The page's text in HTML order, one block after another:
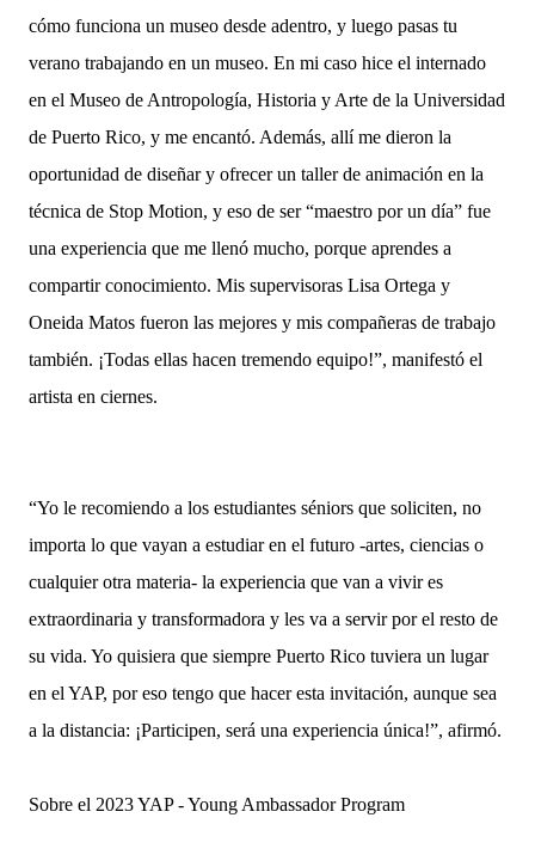
cómo funciona un museo desde adentro, y luego pasas tu
verano trabajando en un museo. En mi caso hice el internado
en el Museo de Antropología, Historia y Arte de la Universidad
de Puerto Rico, y me encantó. Además, allí me dieron la
oportunidad de diseñar y ofrecer un taller de animación en la
técnica de Stop Motion, y eso de ser “maestro por un día” fue
una experiencia que me llenó mucho, porque aprendes a
compartir conocimiento. Mis supervisoras Lisa Ortega y
Oneida Matos fueron las mejores y mis compañeras de trabajo
también. ¡Todas ellas hacen tremendo equipo!”, manifestó el
artista en ciernes.
“Yo le recomiendo a los estudiantes séniors que soliciten, no
importa lo que vayan a estudiar en el futuro -artes, ciencias o
cualquier otra materia- la experiencia que van a vivir es
extraordinaria y transformadora y les va a servir por el resto de
su vida. Yo quisiera que siempre Puerto Rico tuviera un lugar
en el YAP, por eso tengo que hacer esta invitación, aunque sea
a la distancia: ¡Participen, será una experiencia única!”, afirmó.
Sobre el 2023 YAP - Young Ambassador Program